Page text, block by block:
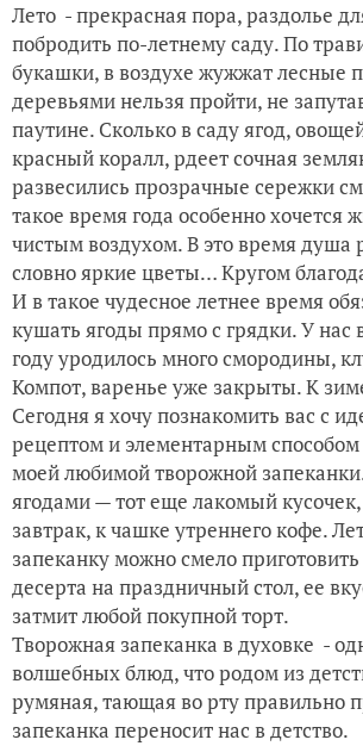
Лето - прекрасная пора, раздолье
побродить по-летнему саду. По
букашки, в воздухе жужжат лесные
деревьями нельзя пройти, не
паутине. Сколько в саду ягод,
красный коралл, рдеет сочная
развесились прозрачные сережки
такое время года особенно хочется
чистым воздухом. В это время душа
словно яркие цветы… Кругом
И в такое чудесное летнее время
кушать ягоды прямо с грядки. У нас
году уродилось много смородины,
Компот, варенье уже закрыты. К
Сегодня я хочу познакомить вас с
рецептом и элементарным способом
моей любимой творожной
ягодами — тот еще лакомый
завтрак, к чашке утреннего кофе.
запеканку можно смело приготовить
десерта на праздничный стол, ее
затмит любой покупной торт.
Творожная запеканка в духовке -
волшебных блюд, что родом из
румяная, тающая во рту правильно
запеканка переносит нас в детство.